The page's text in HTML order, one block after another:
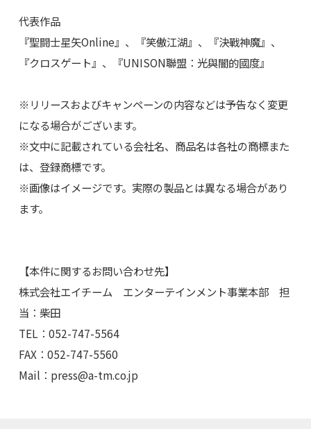
代表作品
『聖闘士星矢Online』、『笑傲江湖』、『決戰神魔』、
『クロスゲート』、『UNISON聯盟：光與闇的國度』
※リリースおよびキャンペーンの内容などは予告なく変更
になる場合がございます。
※文中に記載されている会社名、商品名は各社の商標また
は、登録商標です。
※画像はイメージです。実際の製品とは異なる場合があり
ます。
【本件に関するお問い合わせ先】
株式会社エイチーム エンターテインメント事業本部 担
当：柴田
TEL：052-747-5564
FAX：052-747-5560
Mail： press@a-tm.co.jp